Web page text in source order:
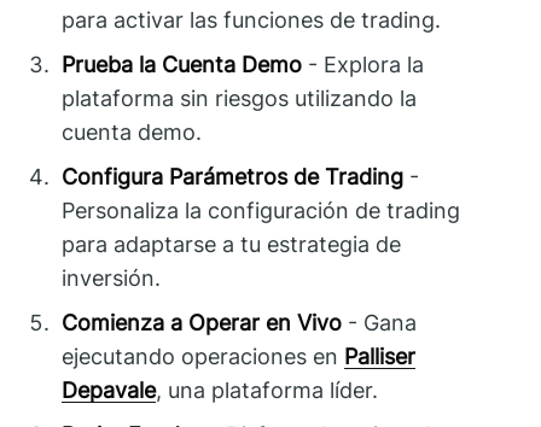
para activar las funciones de trading.
Prueba la Cuenta Demo - Explora la
plataforma sin riesgos utilizando la
cuenta demo.
Configura Parámetros de Trading -
Personaliza la configuración de trading
para adaptarse a tu estrategia de
inversión.
Comienza a Operar en Vivo - Gana
ejecutando operaciones en Palliser
Depavale, una plataforma líder.